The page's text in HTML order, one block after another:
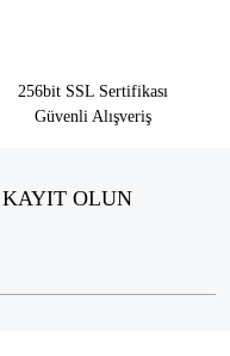
256bit SSL Sertifikası
Güvenli Alışveriş
KAYIT OLUN